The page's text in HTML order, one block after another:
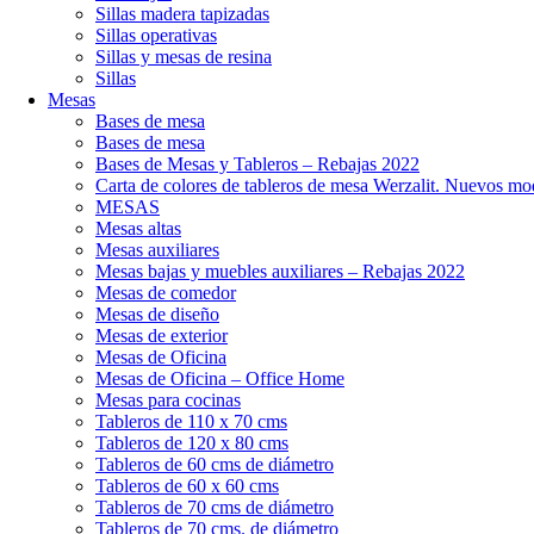
Sillas madera tapizadas
Sillas operativas
Sillas y mesas de resina
Sillas
Mesas
Bases de mesa
Bases de mesa
Bases de Mesas y Tableros – Rebajas 2022
Carta de colores de tableros de mesa Werzalit. Nuevos
MESAS
Mesas altas
Mesas auxiliares
Mesas bajas y muebles auxiliares – Rebajas 2022
Mesas de comedor
Mesas de diseño
Mesas de exterior
Mesas de Oficina
Mesas de Oficina – Office Home
Mesas para cocinas
Tableros de 110 x 70 cms
Tableros de 120 x 80 cms
Tableros de 60 cms de diámetro
Tableros de 60 x 60 cms
Tableros de 70 cms de diámetro
Tableros de 70 cms. de diámetro